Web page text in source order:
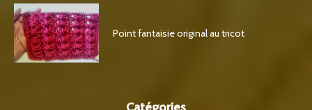
Point fantaisie original au tricot